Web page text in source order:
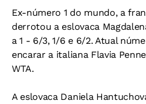
Ex-número 1 do mundo, a
derrotou a eslovaca
a 1 - 6/3, 1/6 e 6/2. Atual
encarar a italiana Flavia
WTA.
A eslovaca Daniela